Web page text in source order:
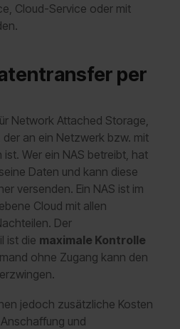
Cloud-Service oder mit
per
Network Attached Storage,
an ein Netzwerk bzw. mit
Wer ein NAS betreibt, hat
Daten und kann diese
versenden. Ein NAS ist im
Cloud mit allen
Der
ist die maximale Kontrolle
ohne Zugang kann den
jedoch zusätzliche Kosten
und